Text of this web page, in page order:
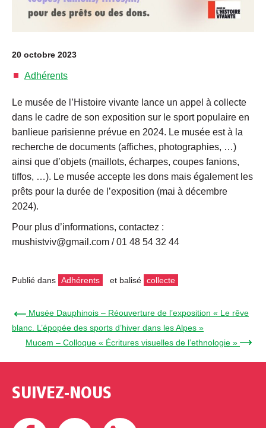
20 octobre 2023
Adhérents
Le musée de l’Histoire vivante lance un appel à collecte
dans le cadre de son exposition sur le sport populaire en
banlieue parisienne prévue en 2024. Le musée est à la
recherche de documents (affiches, photographies, …)
ainsi que d’objets (maillots, écharpes, coupes fanions,
tiffos, …). Le musée accepte les dons mais également les
prêts pour la durée de l’exposition (mai à décembre
2024).
Pour plus d’informations, contactez :
mushistviv@gmail.com / 01 48 54 32 44
Publié dans Adhérents et balisé collecte
← Musée Dauphinois – Réouverture de l’exposition « Le rêve
blanc. L’épopée des sports d’hiver dans les Alpes »
Mucem – Colloque « Écritures visuelles de l’ethnologie » →
SUIVEZ-NOUS
Facebook Twitter